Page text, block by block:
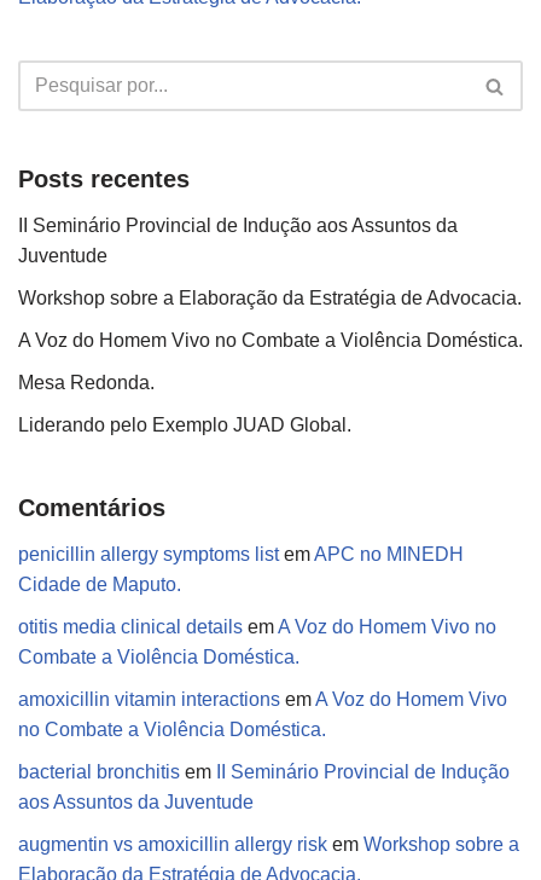
Posts recentes
II Seminário Provincial de Indução aos Assuntos da
Juventude
Workshop sobre a Elaboração da Estratégia de Advocacia.
A Voz do Homem Vivo no Combate a Violência Doméstica.
Mesa Redonda.
Liderando pelo Exemplo JUAD Global.
Comentários
penicillin allergy symptoms listemAPC no MINEDH
Cidade de Maputo.
otitis media clinical details emA Voz do Homem Vivo no
Combate a Violência Doméstica.
amoxicillin vitamin interactions emA Voz do Homem Vivo
no Combate a Violência Doméstica.
bacterial bronchitis em
II Seminário Provincial de Indução
aos Assuntos da Juventude
augmentin vs amoxicillin allergy risk em Workshop sobre a
Elaboração da Estratégia de Advocacia.